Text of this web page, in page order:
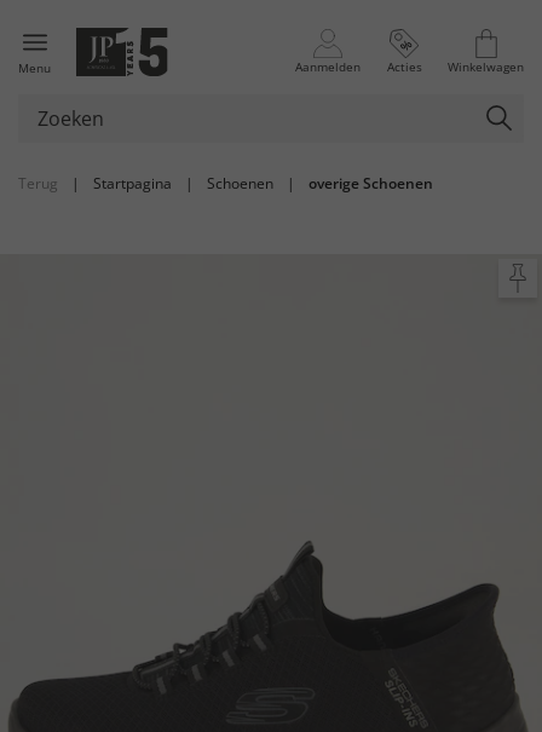
Menu Aanmelden Acties Winkelwagen
Terug | Startpagina | Schoenen | overige Schoenen